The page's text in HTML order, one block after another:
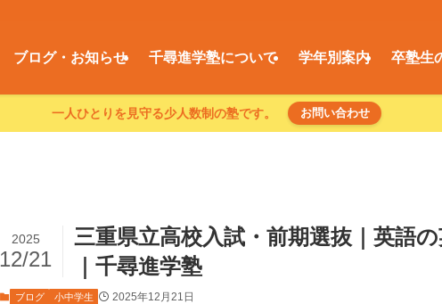
ブログ・お知らせ 千尋進学塾について 学年別案内 卒塾生
一人ひとりを見守る少人数制の塾です。 お問い合わせ
三重県立高校入試・前期選抜｜英語
｜千尋進学塾
2025
12/21
ブログ 小中学生 2025年12月21日